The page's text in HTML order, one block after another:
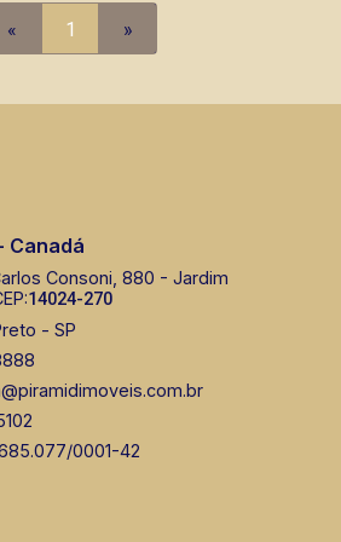
usados ou mesmo
« 1 »
Canadá
Consoni, 880 - Jardim
14024-270
- SP
0001-42